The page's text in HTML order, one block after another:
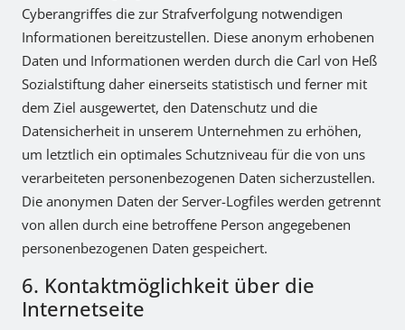
Cyberangriffes die zur Strafverfolgung notwendigen
Informationen bereitzustellen. Diese anonym erhobenen
Daten und Informationen werden durch die Carl von Heß
Sozialstiftung daher einerseits statistisch und ferner mit
dem Ziel ausgewertet, den Datenschutz und die
Datensicherheit in unserem Unternehmen zu erhöhen,
um letztlich ein optimales Schutzniveau für die von uns
verarbeiteten personenbezogenen Daten sicherzustellen.
Die anonymen Daten der Server-Logfiles werden getrennt
von allen durch eine betroffene Person angegebenen
personenbezogenen Daten gespeichert.
6. Kontaktmöglichkeit über die
Internetseite